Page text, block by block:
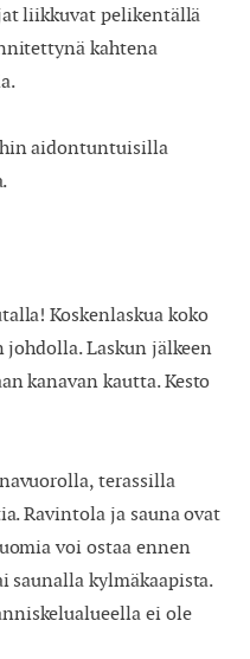
liikkuvat pelikentällä
kahtena
aidontuntuisilla
Koskenlaskua koko
Laskun jälkeen
kanavan kautta. Kesto
terassilla
Ravintola ja sauna ovat
voi ostaa ennen
saunalla kylmäkaapista.
ei ole